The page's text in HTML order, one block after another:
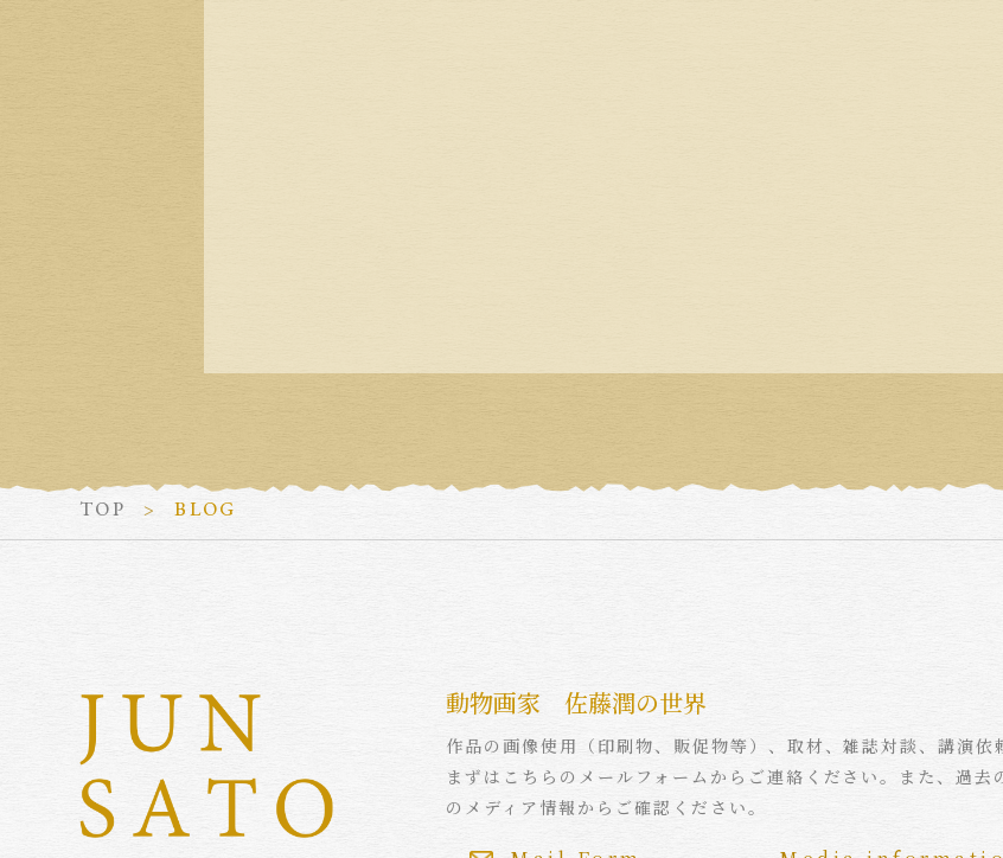
TOP BLOG
動物画家 佐藤潤の世界
作品の画像使用（印刷物、販促物等）、取材、雑誌対談、講演依
まずはこちらのメールフォームからご連絡ください。また、過
のメディア情報からご確認ください。